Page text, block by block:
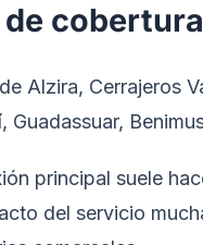
de
Alzira, Cerrajeros
Guadassuar,
principal suele
del servicio